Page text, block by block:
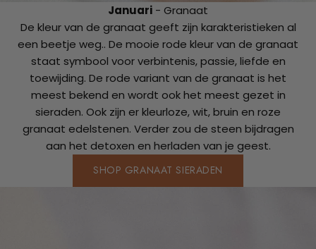
Januari - Granaat
De kleur van de granaat geeft zijn karakteristieken al
een beetje weg.. De mooie rode kleur van de granaat
staat symbool voor verbintenis, passie, liefde en
toewijding. De rode variant van de granaat is het
meest bekend en wordt ook het meest gezet in
sieraden. Ook zijn er kleurloze, wit, bruin en roze
granaat edelstenen. Verder zou de steen bijdragen
aan het detoxen en herladen van je geest.
SHOP GRANAAT SIERADEN